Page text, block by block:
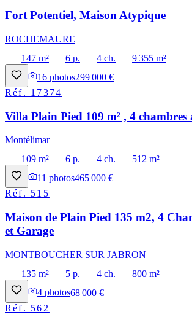
Fort Potentiel, Maison Atypique
ROCHEMAURE
147 m²
6 p. 4 ch.
9 355 m²
16 photos299 000 €
Réf. 17374
Villa Plain Pied 109 m² , 4 chambres
Montélimar
109 m²
6 p. 4 ch.
512 m²
11 photos465 000 €
Réf. 515
Maison de Plain Pied 135 m2, 4
et Garage
MONTBOUCHER SUR JABRON
135 m²
5 p. 4 ch.
800 m²
4 photos68 000 €
Réf. 562